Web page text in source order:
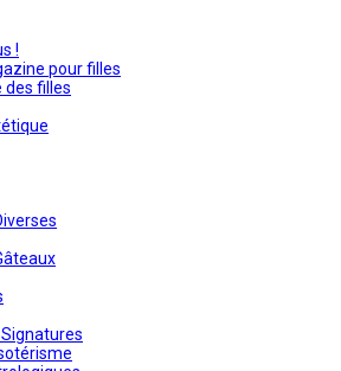
!
pour filles
filles